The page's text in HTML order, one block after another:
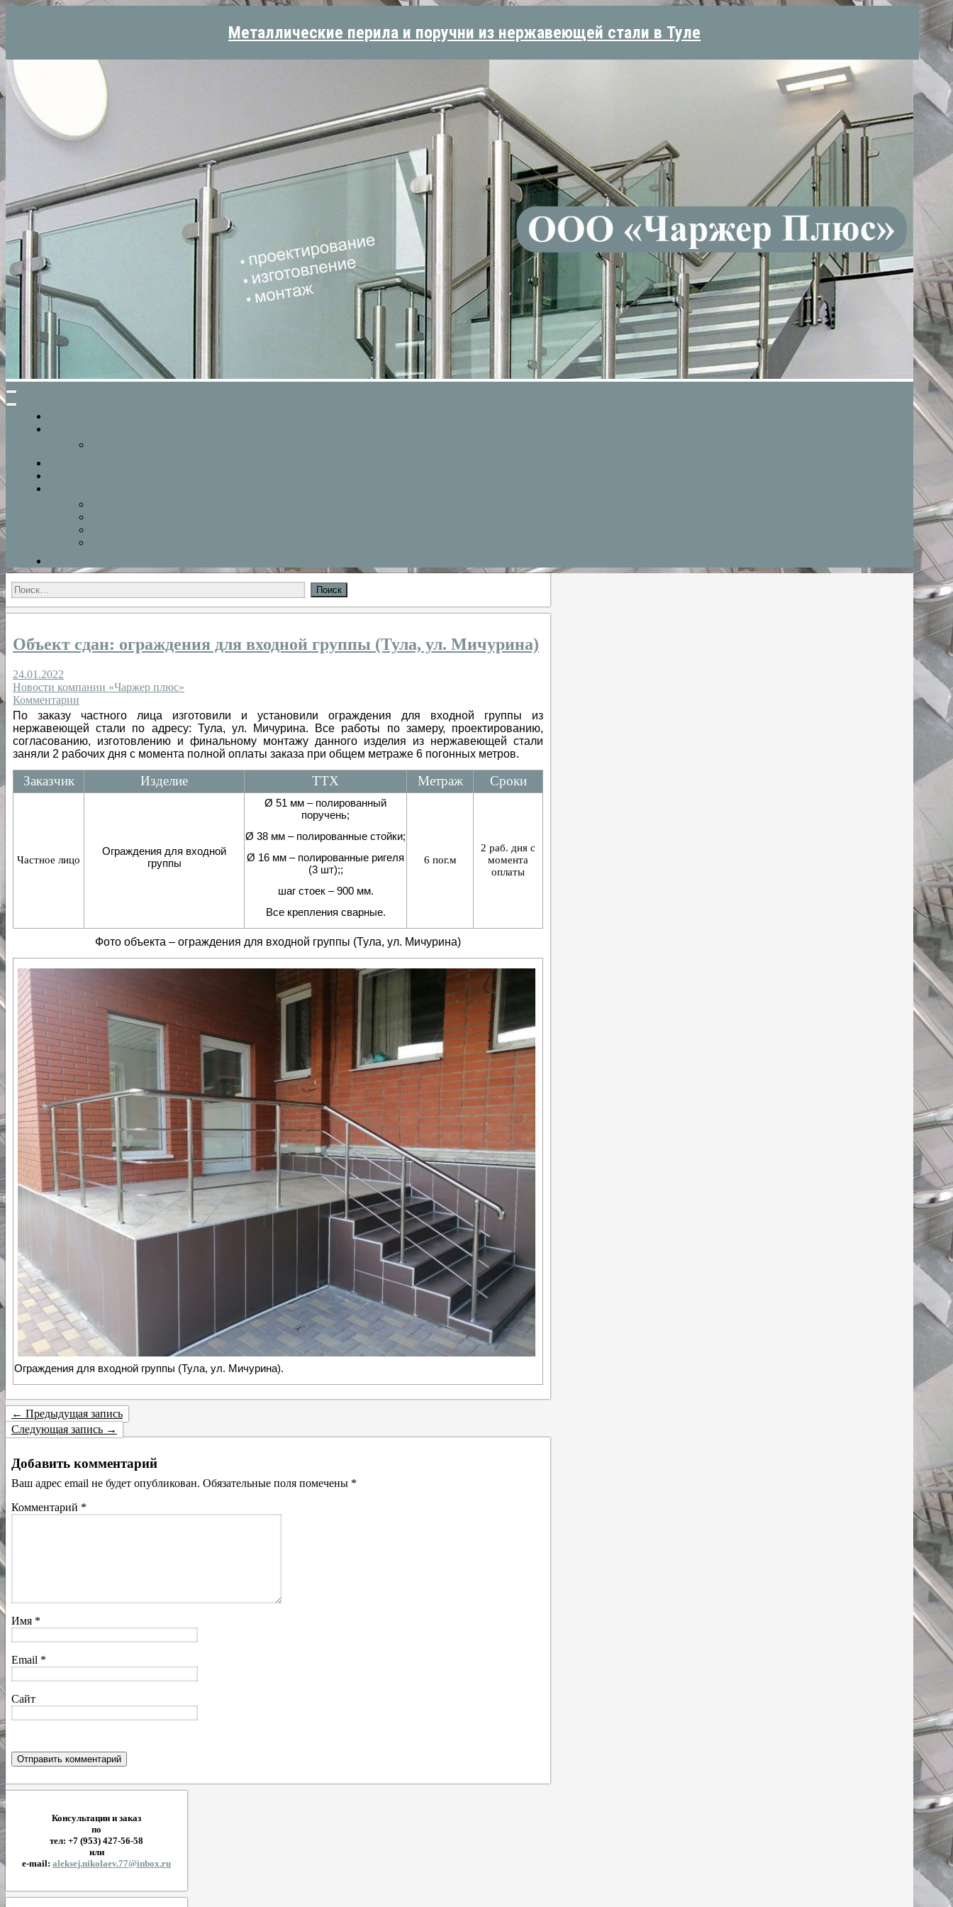
Металлические перила и поручни из нержавеющей стали в Туле
Найти:
Объект сдан: ограждения для входной группы (Тула, ул. Мичурина)
24.01.2022
Новости компании «Чаржер плюс»
Комментарии
По заказу частного лица изготовили и установили ограждения для входной группы из
нержавеющей стали по адресу: Тула, ул. Мичурина. Все работы по замеру, проектированию,
согласованию, изготовлению и финальному монтажу данного изделия из нержавеющей стали
заняли 2 рабочих дня с момента полной оплаты заказа при общем метраже 6 погонных метров.
Заказчик Изделие ТТХ Метраж Сроки
Частное лицо
Ограждения для входной
группы
Ø 51 мм – полированный
поручень;
Ø 38 мм – полированные стойки;
Ø 16 мм – полированные ригеля
(3 шт);;
шаг стоек – 900 мм.
Все крепления сварные.
6 пог.м
2 раб. дня с
момента
оплаты
Фото объекта – ограждения для входной группы (Тула, ул. Мичурина)
Ограждения для входной группы (Тула, ул. Мичурина).
← Предыдущая запись
Следующая запись →
Добавить комментарий
Ваш адрес email не будет опубликован. Обязательные поля помечены *
Комментарий *
Имя *
Email *
Сайт
Консультации и заказ
по
тел: +7 (953) 427-56-58
или
e-mail: aleksej.nikolaev.77@inbox.ru